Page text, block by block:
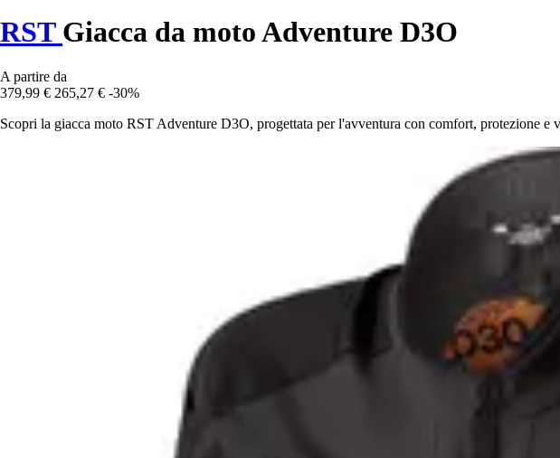
RST Giacca da moto Adventure D3O
A partire da
379,99 € 265,27 € -30%
Scopri la giacca moto RST Adventure D3O, progettata per l'avventura con comfort, protezione e